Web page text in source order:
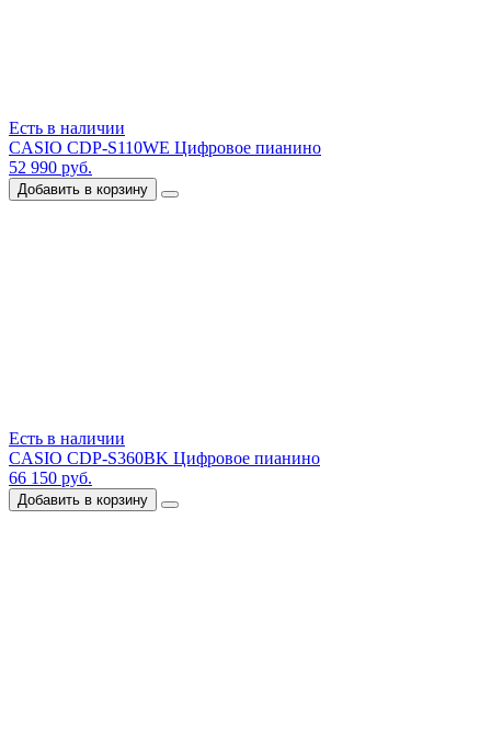
Есть в наличии
CASIO CDP-S110WE Цифровое пианино
52 990 руб.
Добавить в корзину
Есть в наличии
CASIO CDP-S360BK Цифровое пианино
66 150 руб.
Добавить в корзину